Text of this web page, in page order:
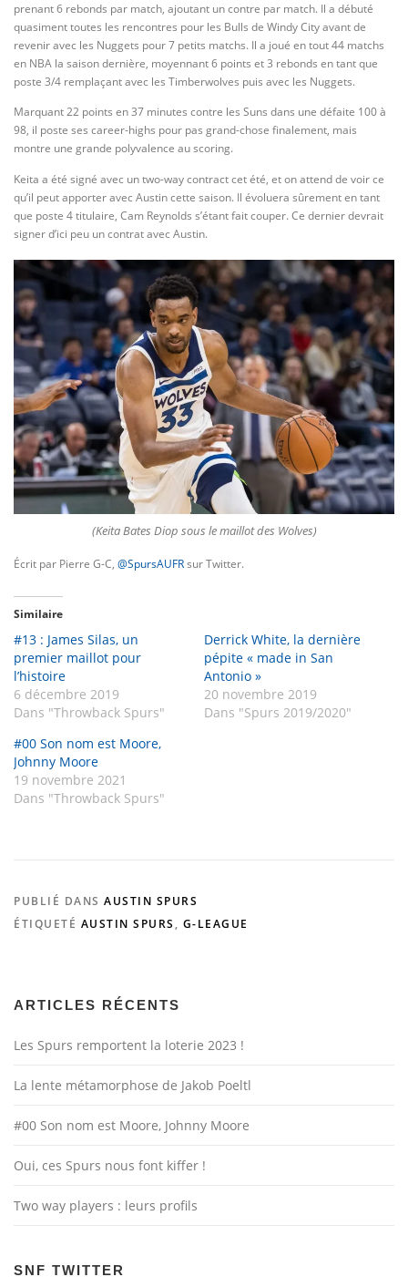
prenant 6 rebonds par match, ajoutant un contre par match. Il a débuté
quasiment toutes les rencontres pour les Bulls de Windy City avant de
revenir avec les Nuggets pour 7 petits matchs. Il a joué en tout 44 matchs
en NBA la saison dernière, moyennant 6 points et 3 rebonds en tant que
poste 3/4 remplaçant avec les Timberwolves puis avec les Nuggets.
Marquant 22 points en 37 minutes contre les Suns dans une défaite 100 à
98, il poste ses career-highs pour pas grand-chose finalement, mais
montre une grande polyvalence au scoring.
Keita a été signé avec un two-way contract cet été, et on attend de voir ce
qu’il peut apporter avec Austin cette saison. Il évoluera sûrement en tant
que poste 4 titulaire, Cam Reynolds s’étant fait couper. Ce dernier devrait
signer d’ici peu un contrat avec Austin.
(Keita Bates Diop sous le maillot des Wolves)
Écrit par Pierre G-C, @SpursAUFRsur Twitter.
Similaire
#13 : James Silas, un
premier maillot pour
l’histoire
6 décembre 2019
Dans "Throwback Spurs"
Derrick White, la dernière
pépite « made in San
Antonio »
20 novembre 2019
Dans "Spurs 2019/2020"
#00 Son nom est Moore,
Johnny Moore
19 novembre 2021
Dans "Throwback Spurs"
PUBLIÉ DANS AUSTIN SPURS
ÉTIQUETÉ AUSTIN SPURS , G-LEAGUE
ARTICLES RÉCENTS
Les Spurs remportent la loterie 2023 !
La lente métamorphose de Jakob Poeltl
#00 Son nom est Moore, Johnny Moore
Oui, ces Spurs nous font kiffer !
Two way players : leurs profils
SNF TWITTER